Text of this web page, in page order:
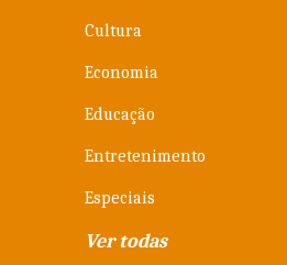
Cultura
Economia
Educação
Entretenimento
Especiais
Ver todas